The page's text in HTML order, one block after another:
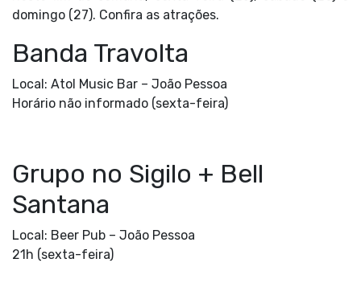
domingo (27). Confira as atrações.
Banda Travolta
Local: Atol Music Bar – João Pessoa
Horário não informado (sexta-feira)
Grupo no Sigilo + Bell
Santana
Local: Beer Pub – João Pessoa
21h (sexta-feira)